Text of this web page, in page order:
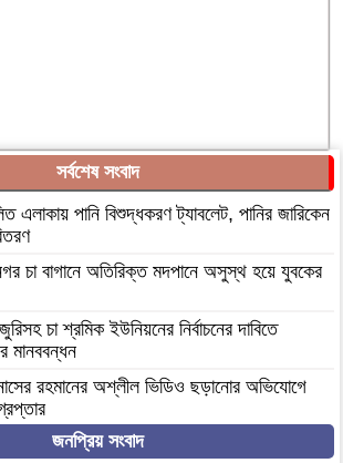
সর্বশেষ সংবাদ
এলাকায় পানি বিশুদ্ধকরণ ট্যাবলেট, পানির জারিকেন
চা বাগানে অতিরিক্ত মদপানে অসুস্থ হয়ে যুবকের
চা শ্রমিক ইউনিয়নের নির্বাচনের দাবিতে
মানববন্ধন
রহমানের অশ্লীল ভিডিও ছড়ানোর অভিযোগে
পিস ট্যাপেন্টাডলসহ একজন গ্রেফতার
জনপ্রিয় সংবাদ